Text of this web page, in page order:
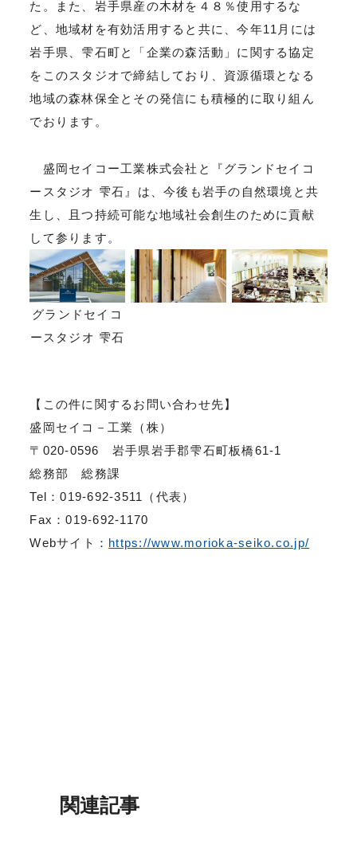
た。また、岩手県産の木材を４８％使用するな
ど、地域材を有効活用すると共に、今年11月には
岩手県、雫石町と「企業の森活動」に関する協定
をこのスタジオで締結しており、資源循環となる
地域の森林保全とその発信にも積極的に取り組ん
でおります。
盛岡セイコー工業株式会社と『グランドセイコ
ースタジオ 雫石』は、今後も岩手の自然環境と共
生し、且つ持続可能な地域社会創生のために貢献
して参ります。
グランドセイコ
ースタジオ 雫石
【この件に関するお問い合わせ先】
盛岡セイコ－工業（株）
〒020-0596 岩手県岩手郡雫石町板橋61-1
総務部 総務課
Tel：019-692-3511（代表）
Fax：019-692-1170
Webサイト： https://www.morioka-seiko.co.jp/
関連記事